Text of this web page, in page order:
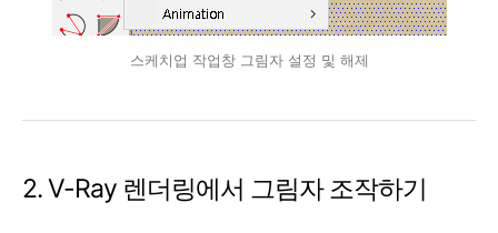
스케치업 작업창 그림자 설정 및 해제
2. V-Ray 렌더링에서 그림자 조작하기